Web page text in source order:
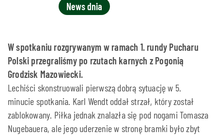
News dnia
W spotkaniu rozgrywanym w ramach 1. rundy Pucharu
Polski przegraliśmy po rzutach karnych z Pogonią
Grodzisk Mazowiecki.
Lechiści skonstruowali pierwszą dobrą sytuację w 5.
minucie spotkania. Karl Wendt oddał strzał, który został
zablokowany. Piłka jednak znalazła się pod nogami Tomasza
Nugebauera, ale jego uderzenie w stronę bramki było zbyt